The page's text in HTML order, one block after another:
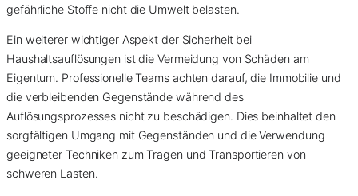
gefährliche Stoffe nicht die Umwelt belasten.
Ein weiterer wichtiger Aspekt der Sicherheit bei
Haushaltsauflösungen ist die Vermeidung von Schäden am
Eigentum. Professionelle Teams achten darauf, die Immobilie und
die verbleibenden Gegenstände während des
Auflösungsprozesses nicht zu beschädigen. Dies beinhaltet den
sorgfältigen Umgang mit Gegenständen und die Verwendung
geeigneter Techniken zum Tragen und Transportieren von
schweren Lasten.